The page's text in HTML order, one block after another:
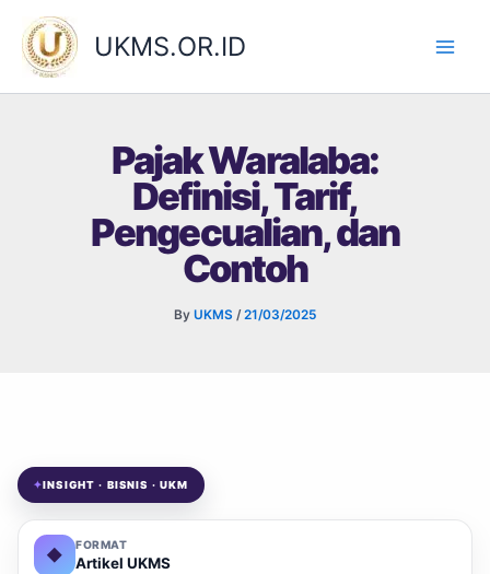
content
UKMS.OR.ID
Pajak Waralaba:
Definisi, Tarif,
Pengecualian, dan
Contoh
By UKMS /21/03/2025
✦INSIGHT · BISNIS · UKM
◆
FORMAT
Artikel UKMS